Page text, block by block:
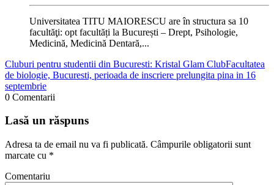
Universitatea TITU MAIORESCU are în structura sa 10
facultăţi: opt facultăți la București – Drept, Psihologie,
Medicină, Medicină Dentară,...
Cluburi pentru studentii din Bucuresti: Kristal Glam ClubFacultatea
de biologie, Bucuresti, perioada de inscriere prelungita pina in 16
septembrie
0 Comentarii
Lasă un răspuns
Adresa ta de email nu va fi publicată. Câmpurile obligatorii sunt
marcate cu *
Comentariu